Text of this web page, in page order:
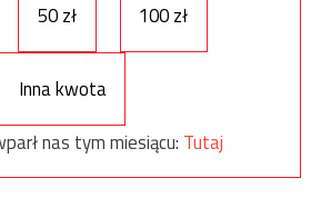
50 zł 100 zł
Inna kwota
nas tym miesiącu: Tutaj